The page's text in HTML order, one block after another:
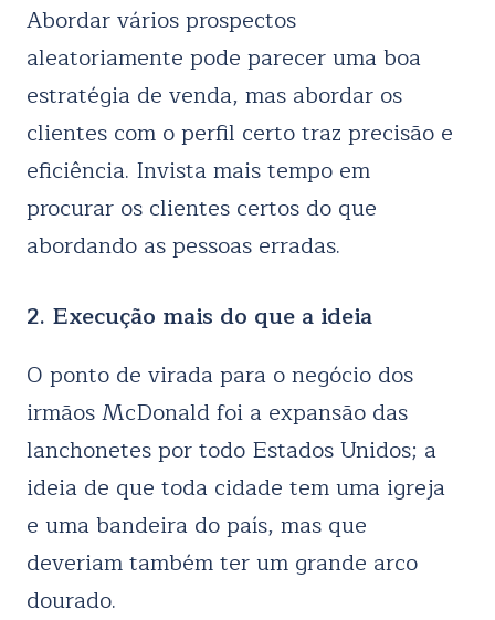
Abordar vários prospectos
aleatoriamente pode parecer uma boa
estratégia de venda, mas abordar os
clientes com o perfil certo traz precisão e
eficiência. Invista mais tempo em
procurar os clientes certos do que
abordando as pessoas erradas.
2. Execução mais do que a ideia
O ponto de virada para o negócio dos
irmãos McDonald foi a expansão das
lanchonetes por todo Estados Unidos; a
ideia de que toda cidade tem uma igreja
e uma bandeira do país, mas que
deveriam também ter um grande arco
dourado.